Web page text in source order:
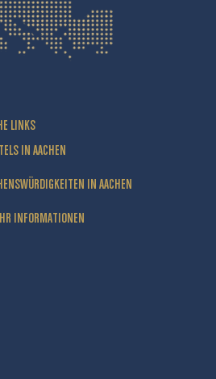
LINKS
IN AACHEN
IN AACHEN
INFORMATIONEN